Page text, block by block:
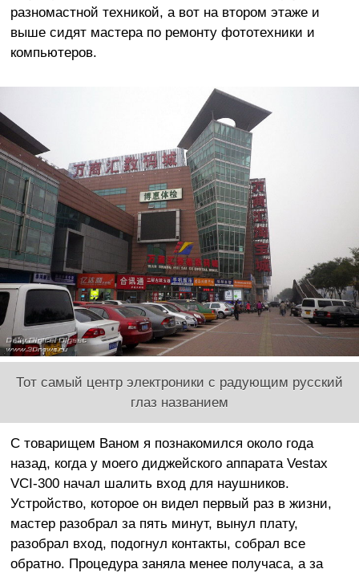
разномастной техникой, а вот на втором этаже и
выше сидят мастера по ремонту фототехники и
компьютеров.
Тот самый центр электроники с радующим русский
глаз названием
С товарищем Ваном я познакомился около года
назад, когда у моего диджейского аппарата Vestax
VCI-300 начал шалить вход для наушников.
Устройство, которое он видел первый раз в жизни,
мастер разобрал за пять минут, вынул плату,
разобрал вход, подогнул контакты, собрал все
обратно. Процедура заняла менее получаса, а за